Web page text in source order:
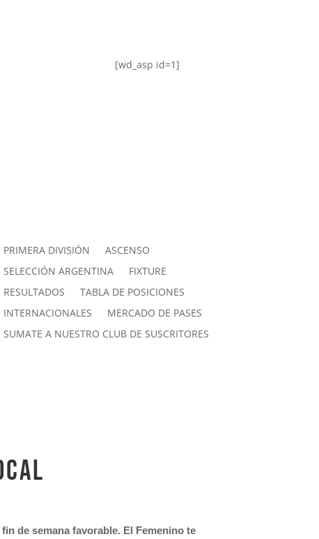
[wd_asp id=1]
PRIMERA DIVISIÓN
ASCENSO
SELECCIÓN ARGENTINA
FIXTURE
RESULTADOS
TABLA DE POSICIONES
INTERNACIONALES
MERCADO DE PASES
SUMATE A NUESTRO CLUB DE SUSCRITORES
de semana favorable. El Femenino te